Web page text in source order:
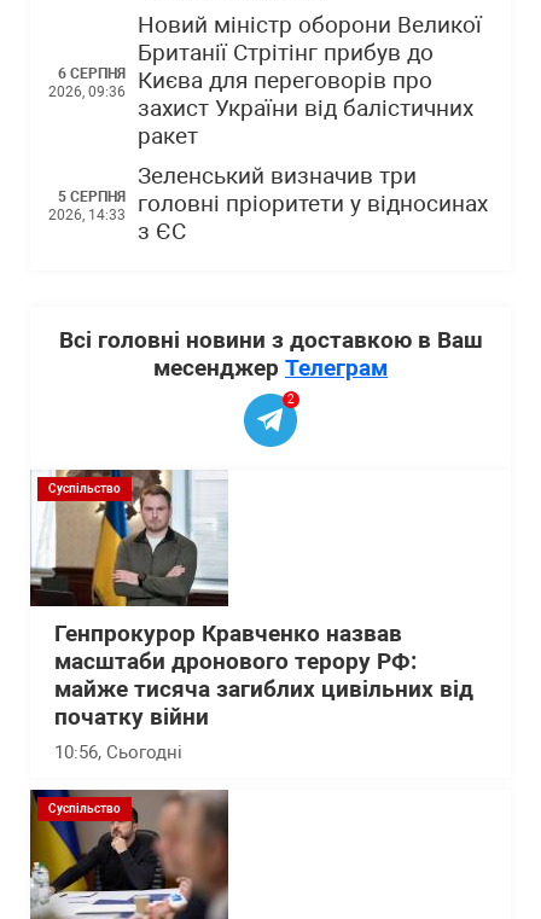
6 СЕРПНЯ
2026, 09:36
Новий міністр оборони Великої
Британії Стрітінг прибув до
Києва для переговорів про
захист України від балістичних
ракет
5 СЕРПНЯ
2026, 14:33
Зеленський визначив три
головні пріоритети у відносинах
з ЄС
Всі головні новини з доставкою в Ваш
месенджер Телеграм
2
Суспільство
Генпрокурор Кравченко назвав
масштаби дронового терору РФ:
майже тисяча загиблих цивільних від
початку війни
10:56, Сьогодні
Суспільство